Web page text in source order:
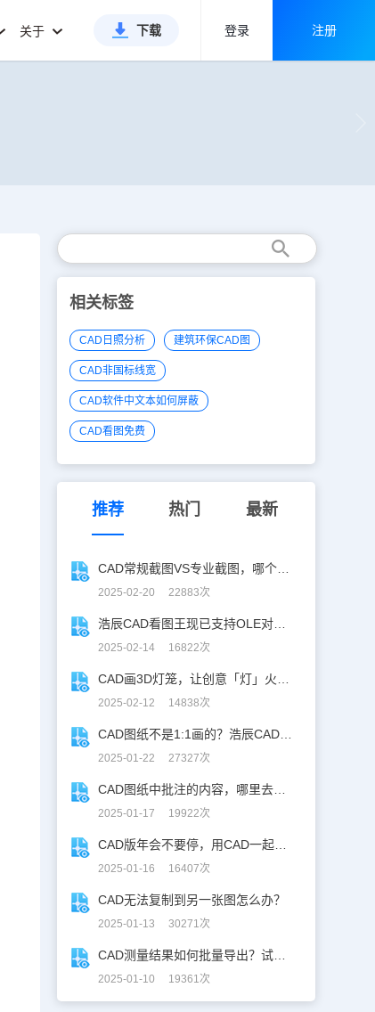
关于 下载 登录 注册
相关标签
CAD日照分析 建筑环保CAD图
CAD非国标线宽
CAD软件中文本如何屏蔽
CAD看图免费
推荐 热门 最新
2025-02-20 22883次
2025-02-14 16822次
2025-02-12 14838次
2025-01-22 27327次
2025-01-17 19922次
2025-01-16 16407次
CAD无法复制到另一张图怎么办？
2025-01-13 30271次
2025-01-10 19361次